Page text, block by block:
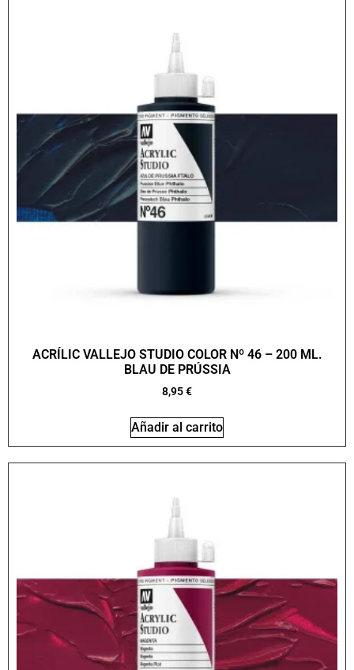
ACRÍLIC VALLEJO STUDIO COLOR Nº 46 – 200 ML.
BLAU DE PRÚSSIA
8,95€
Añadir al carrito